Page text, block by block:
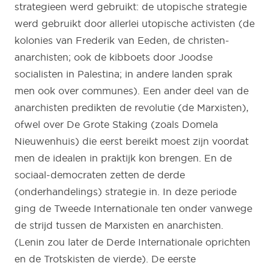
strategieen werd gebruikt: de utopische strategie
werd gebruikt door allerlei utopische activisten (de
kolonies van Frederik van Eeden, de christen-
anarchisten; ook de kibboets door Joodse
socialisten in Palestina; in andere landen sprak
men ook over communes). Een ander deel van de
anarchisten predikten de revolutie (de Marxisten),
ofwel over De Grote Staking (zoals Domela
Nieuwenhuis) die eerst bereikt moest zijn voordat
men de idealen in praktijk kon brengen. En de
sociaal-democraten zetten de derde
(onderhandelings) strategie in. In deze periode
ging de Tweede Internationale ten onder vanwege
de strijd tussen de Marxisten en anarchisten.
(Lenin zou later de Derde Internationale oprichten
en de Trotskisten de vierde). De eerste